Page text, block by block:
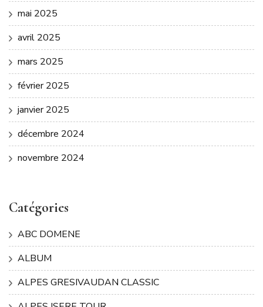
mai 2025
avril 2025
mars 2025
février 2025
janvier 2025
décembre 2024
novembre 2024
Catégories
ABC DOMENE
ALBUM
ALPES GRESIVAUDAN CLASSIC